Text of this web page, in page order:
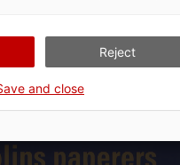
Reject
and close